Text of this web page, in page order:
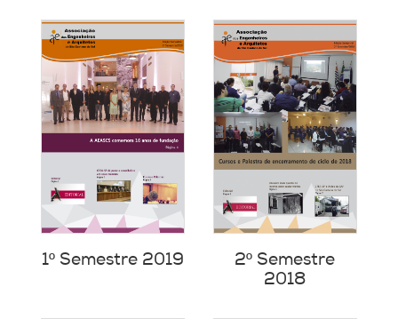
1º Semestre 2019
2º Semestre
2018